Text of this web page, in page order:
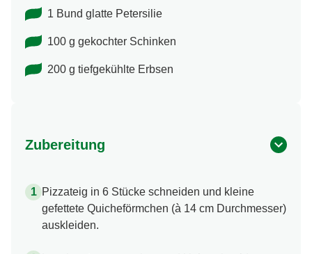
1 Bund glatte Petersilie
100 g gekochter Schinken
200 g tiefgekühlte Erbsen
Zubereitung
Pizzateig in 6 Stücke schneiden und kleine
gefettete Quicheförmchen (à 14 cm Durchmesser)
auskleiden.